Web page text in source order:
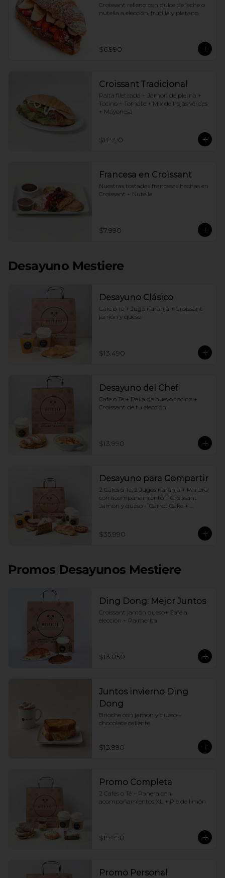
Croissant relleno con dulce de leche o
nutella a elección, frutilla y platano.
$6.990
Croissant Tradicional
Palta fileteada + Jamón de pierna +
Tocino + Tomate + Mix de hojas verdes
+ Mayonesa
$8.990
Francesa en Croissant
Nuestras tostadas francesas hechas en
Croissant + Nutella
$7.990
Desayuno Mestiere
Desayuno Clásico
Cafe o Te + Jugo naranja + Croissant
jamón y queso
$13.490
Desayuno del Chef
Cafe o Te + Paila de huevo tocino +
Croissant de tu elección
$13.990
Desayuno para Compartir
2 Cafes o Te, 2 Jugos naranja + Panera
con acompañamiento + Croissant
Jamon y queso + Carrot Cake +
$35.990
Promos Desayunos Mestiere
Ding Dong: Mejor Juntos
Croissant jamón queso+ Café a
elección + Palmerita
$13.050
Juntos invierno Ding
Dong
Brioche con jamon y queso +
chocolate caliente
$13.990
Promo Completa
2 Cafés o Té + Panera con
acompañamientos XL + Pie de limón
$19.990
Promo Personal